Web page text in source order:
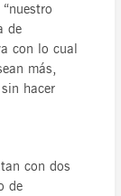
de
con lo cual
más,
hacer
con dos
de